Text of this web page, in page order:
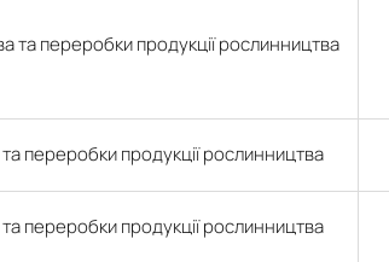
та переробки продукції рослинництва
переробки продукції рослинництва
переробки продукції рослинництва